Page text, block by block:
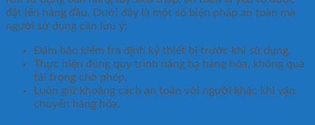
đặt lên hàng đầu. Dưới đây là một số biện pháp an toàn mà
người sử dụng cần lưu ý:
Đảm bảo kiểm tra định kỳ thiết bị trước khi sử dụng.
Thực hiện đúng quy trình nâng hạ hàng hóa, không quá
tải trọng cho phép.
Luôn giữ khoảng cách an toàn với người khác khi vận
chuyển hàng hóa.